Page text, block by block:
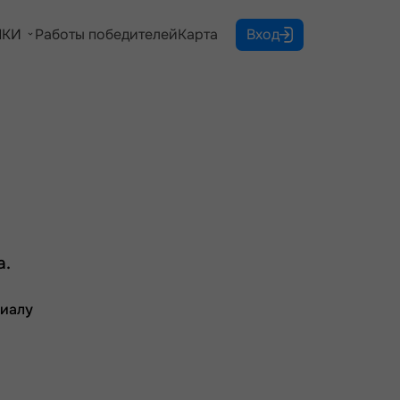
Работы победителейКарта Вход